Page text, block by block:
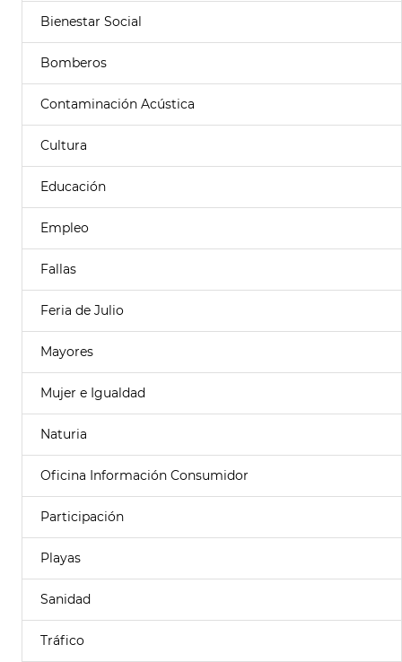
Bienestar Social
Bomberos
Contaminación Acústica
Cultura
Educación
Empleo
Fallas
Feria de Julio
Mayores
Mujer e Igualdad
Naturia
Oficina Información Consumidor
Participación
Playas
Sanidad
Tráfico